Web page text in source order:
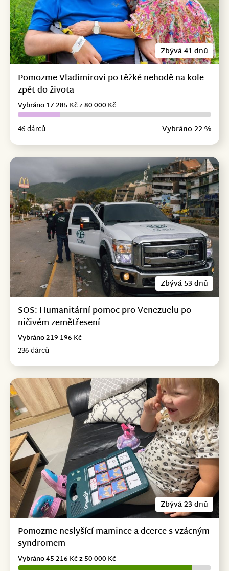
Zbývá 41 dnů
Pomozme Vladimírovi po těžké nehodě na kole
zpět do života
46 dárců Vybráno 22 %
Vybráno 17 285 Kč z 80 000 Kč
Zbývá 53 dnů
SOS: Humanitární pomoc pro Venezuelu po
ničivém zemětřesení
236 dárců
Vybráno 219 196 Kč
Zbývá 23 dnů
Pomozme neslyšící mamince a dcerce s vzácným
syndromem
Vybráno 45 216 Kč z 50 000 Kč